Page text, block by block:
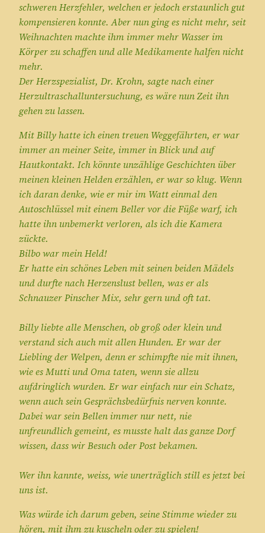
schweren Herzfehler, welchen er jedoch erstaunlich gut
kompensieren konnte. Aber nun ging es nicht mehr, seit
Weihnachten machte ihm immer mehr Wasser im
Körper zu schaffen und alle Medikamente halfen nicht
mehr.
Der Herzspezialist, Dr. Krohn, sagte nach einer
Herzultraschalluntersuchung, es wäre nun Zeit ihn
gehen zu lassen.
Mit Billy hatte ich einen treuen Weggefährten, er war
immer an meiner Seite, immer in Blick und auf
Hautkontakt. Ich könnte unzählige Geschichten über
meinen kleinen Helden erzählen, er war so klug. Wenn
ich daran denke, wie er mir im Watt einmal den
Autoschlüssel mit einem Beller vor die Füße warf, ich
hatte ihn unbemerkt verloren, als ich die Kamera
zückte.
Bilbo war mein Held!
Er hatte ein schönes Leben mit seinen beiden Mädels
und durfte nach Herzenslust bellen, was er als
Schnauzer Pinscher Mix, sehr gern und oft tat.
Billy liebte alle Menschen, ob groß oder klein und
verstand sich auch mit allen Hunden. Er war der
Liebling der Welpen, denn er schimpfte nie mit ihnen,
wie es Mutti und Oma taten, wenn sie allzu
aufdringlich wurden. Er war einfach nur ein Schatz,
wenn auch sein Gesprächsbedürfnis nerven konnte.
Dabei war sein Bellen immer nur nett, nie
unfreundlich gemeint, es musste halt das ganze Dorf
wissen, dass wir Besuch oder Post bekamen.
Wer ihn kannte, weiss, wie unerträglich still es jetzt bei
uns ist.
Was würde ich darum geben, seine Stimme wieder zu
hören, mit ihm zu kuscheln oder zu spielen!